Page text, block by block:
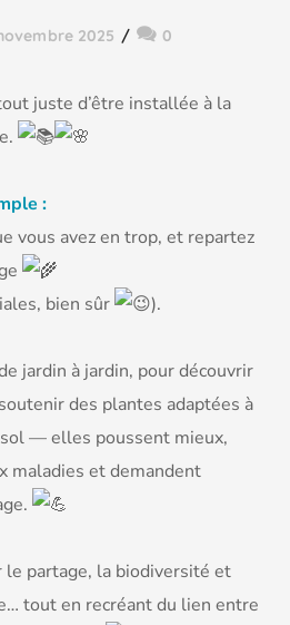
2025 0
juste d’être installée à la
:
vous avez en trop, et repartez
bien sûr
).
jardin à jardin, pour découvrir
des plantes adaptées à
— elles poussent mieux,
maladies et demandent
le partage, la biodiversité et
tout en recréant du lien entre